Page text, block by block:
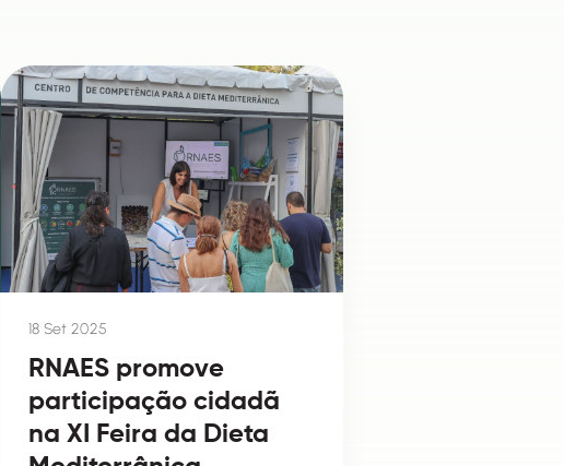
18 Set 2025
RNAES promove
participação cidadã
na XI Feira da Dieta